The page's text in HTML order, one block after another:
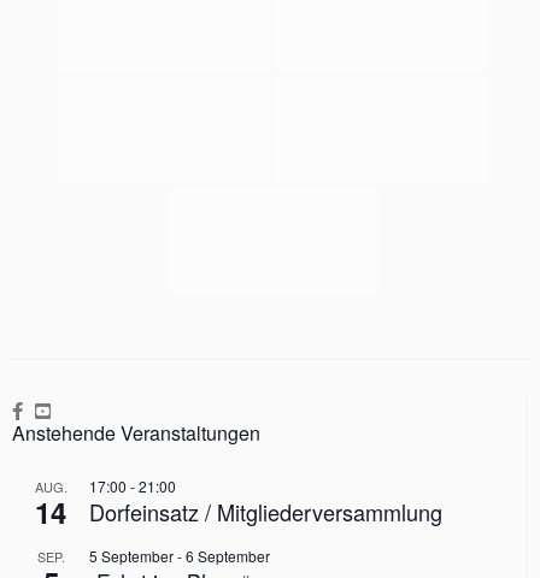
Anstehende Veranstaltungen
AUG.
14
17:00 -21:00
Dorfeinsatz / Mitgliederversammlung
SEP. 5 September-6 September